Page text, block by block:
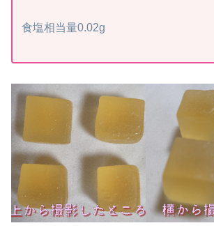
食塩相当量0.02g